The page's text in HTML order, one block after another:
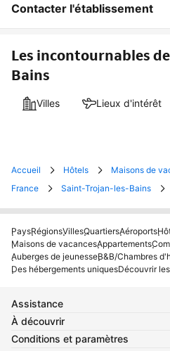
Contacter l'établissement
Les incontournables
Bains
Villes Lieux d'intérêt
Accueil Hôtels
Maisons de
France
Saint-Trojan-les-Bains
PaysRégionsVillesQuartiersAéroports
Maisons de vacancesAppartements
Auberges de jeunesseB&B/Chambres
Des hébergements uniquesDécouvrir
Assistance
À découvrir
Conditions et paramètres